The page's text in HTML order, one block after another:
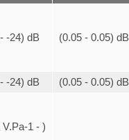
-24) dB (0.05 - 0.05) dB
-24) dB (0.05 - 0.05) dB
V.Pa-1 - )